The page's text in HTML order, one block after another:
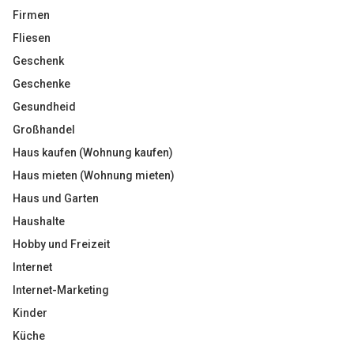
Firmen
Fliesen
Geschenk
Geschenke
Gesundheid
Großhandel
Haus kaufen (Wohnung kaufen)
Haus mieten (Wohnung mieten)
Haus und Garten
Haushalte
Hobby und Freizeit
Internet
Internet-Marketing
Kinder
Küche